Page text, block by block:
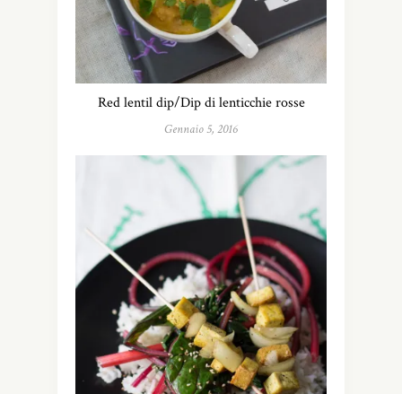
Red lentil dip/Dip di lenticchie rosse
Gennaio 5, 2016